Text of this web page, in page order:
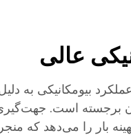
عالی
بیومکانیکی به
برجسته است.
بار را می‌دهد که